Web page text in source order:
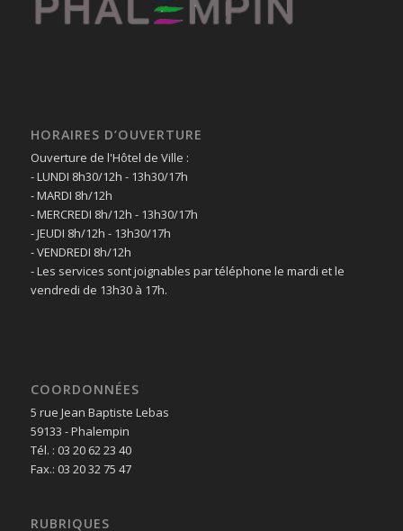
HORAIRES D’OUVERTURE
Ouverture de l'Hôtel de Ville :
- LUNDI 8h30/12h - 13h30/17h
- MARDI 8h/12h
- MERCREDI 8h/12h - 13h30/17h
- JEUDI 8h/12h - 13h30/17h
- VENDREDI 8h/12h
- Les services sont joignables par téléphone le mardi et le
vendredi de 13h30 à 17h.
COORDONNÉES
5 rue Jean Baptiste Lebas
59133 - Phalempin
Tél. : 03 20 62 23 40
Fax.: 03 20 32 75 47
RUBRIQUES